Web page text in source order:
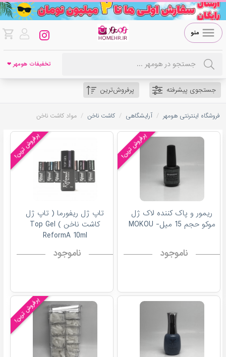
منو
تخفیفات هومهر ❤
جستجوی پیشرفته پرفروش‌ترین
فروشگاه اینترنتی هومهر / آرایشگاهی / کاشت ناخن / مواد کاشت ناخن
پرفروش ترین!
ریمور و پاک کننده لاک ژل
موکو حجم 15 میل- MOKOU
ناموجود
پرفروش ترین!
تاپ ژل ریفورما ( تاپ ژل
كاشت ناخن ) Top Gel
ReformA 10ml
ناموجود
پرفروش ترین!